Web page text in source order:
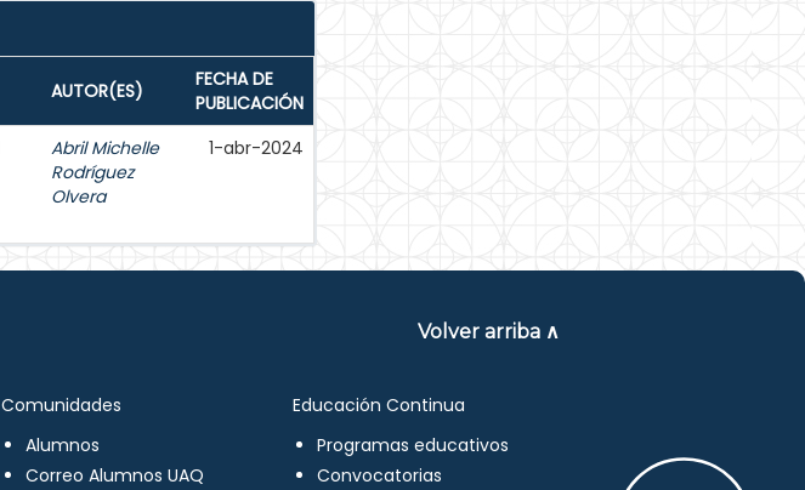
AUTOR(ES)
FECHA DE
PUBLICACIÓN
Abril Michelle
Rodríguez
Olvera
1-abr-2024
Volver arriba ∧
Comunidades
Alumnos
Correo Alumnos UAQ
Educación Continua
Programas educativos
Convocatorias